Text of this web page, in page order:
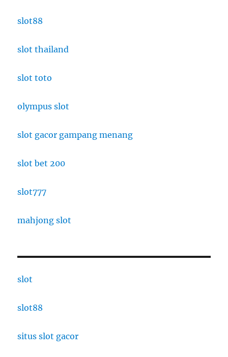
slot88
slot thailand
slot toto
olympus slot
slot gacor gampang menang
slot bet 200
slot777
mahjong slot
slot
slot88
situs slot gacor